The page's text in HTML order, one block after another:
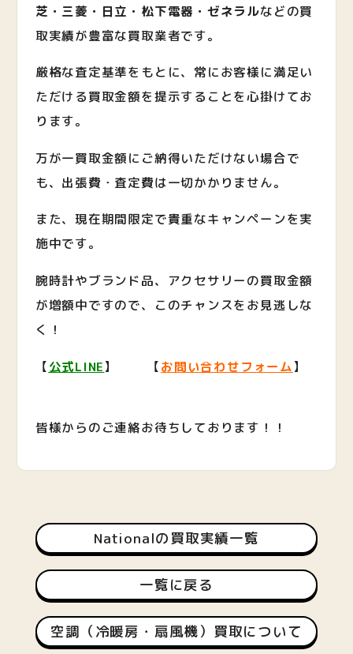
芝・三菱・日立・松下電器・ゼネラルなどの買
取実績が豊富な買取業者です。
厳格な査定基準をもとに、常にお客様に満足い
ただける買取金額を提示することを心掛けてお
ります。
万が一買取金額にご納得いただけない場合で
も、出張費・査定費は一切かかりません。
また、現在期間限定で貴重なキャンペーンを実
施中です。
腕時計やブランド品、アクセサリーの買取金額
が増額中ですので、このチャンスをお見逃しな
く！
【公式LINE】 【お問い合わせフォーム】
皆様からのご連絡お待ちしております！！
Nationalの買取実績一覧
一覧に戻る
空調（冷暖房・扇風機）買取について